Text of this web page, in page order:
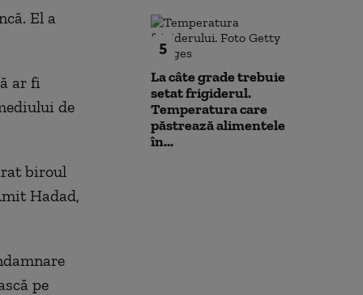
El a
ar fi
de
biroul
Hadad,
pe
5
La câte grade trebuie
setat frigiderul.
Temperatura care
păstrează alimentele
în...